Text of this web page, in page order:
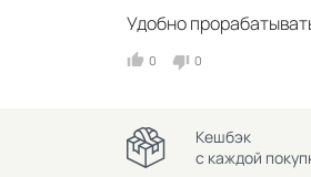
Удобно
0 0
Кешбэк
с каждой